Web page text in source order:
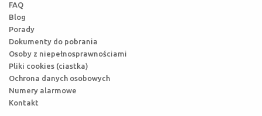
FAQ
Blog
Porady
Dokumenty do pobrania
Osoby z niepełnosprawnościami
Pliki cookies (ciastka)
Ochrona danych osobowych
Numery alarmowe
Kontakt